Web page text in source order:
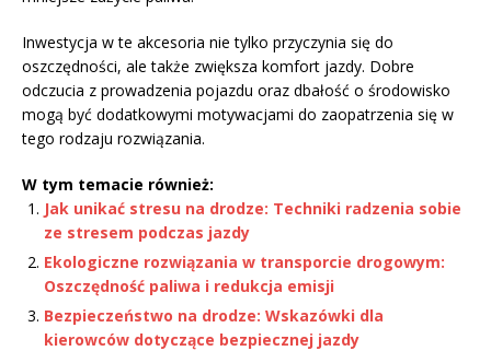
Inwestycja w te akcesoria nie tylko przyczynia się do
oszczędności, ale także zwiększa komfort jazdy. Dobre
odczucia z prowadzenia pojazdu oraz dbałość o środowisko
mogą być dodatkowymi motywacjami do zaopatrzenia się w
tego rodzaju rozwiązania.
W tym temacie również:
Jak unikać stresu na drodze: Techniki radzenia sobie
ze stresem podczas jazdy
Ekologiczne rozwiązania w transporcie drogowym:
Oszczędność paliwa i redukcja emisji
Bezpieczeństwo na drodze: Wskazówki dla
kierowców dotyczące bezpiecznej jazdy